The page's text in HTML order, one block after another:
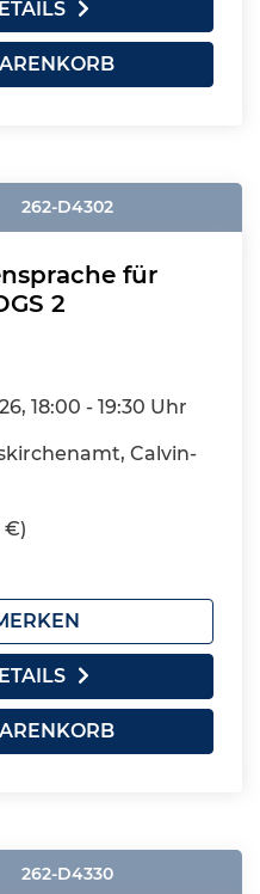
262-D4302
für
2
18:00 - 19:30 Uhr
Calvin-
€)
262-D4330